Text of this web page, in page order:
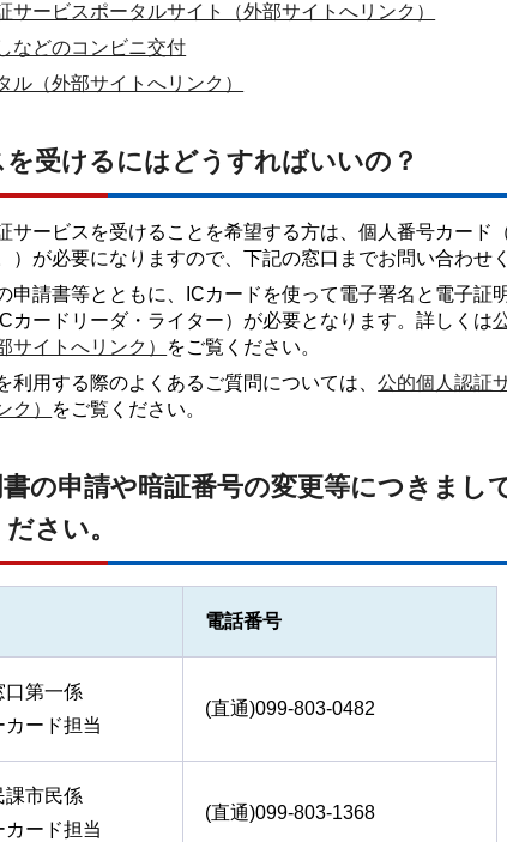
サービスポータルサイト（外部サイトへリンク）
などのコンビニ交付
ル（外部サイトへリンク）
受けるにはどうすればいいの？
サービスを受けることを希望する方は、個人番号カード
）が必要になりますので、下記の窓口までお問い合わせ
申請書等とともに、ICカードを使って電子署名と電子証
カードリーダ・ライター）が必要となります。詳しくは
サイトへリンク）
をご覧ください。
利用する際のよくあるご質問については、公的個人認証
ク）
をご覧ください。
書の申請や暗証番号の変更等につきまし
さい。
電話番号
口第一係
ード担当
(直通)099-803-0482
課市民係
ード担当
(直通)099-803-1368